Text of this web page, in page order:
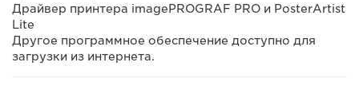
Драйвер принтера imagePROGRAF PRO и PosterArtist
Lite
Другое программное обеспечение доступно для
загрузки из интернета.